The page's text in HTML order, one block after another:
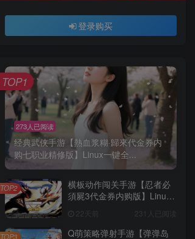
登录购买
273人已阅读
经典武侠手游【熱血浆糊·歸來代金券内
购七职业精修版】Linux一键全...
TOP1
横板动作闯关手游【忍者必
須屍3代金券内购版】Linux
果双端+CDK授权后台
22天前 231人已阅读
TOP2
Q萌策略弹射手游【弹弹岛
TOP3